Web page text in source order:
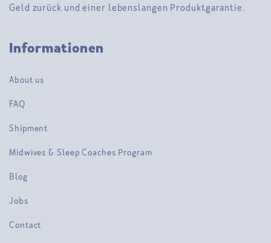
Geld zurück und einer lebenslangen Produktgarantie.
Informationen
About us
FAQ
Shipment
Midwives & Sleep Coaches Program
Blog
Jobs
Contact